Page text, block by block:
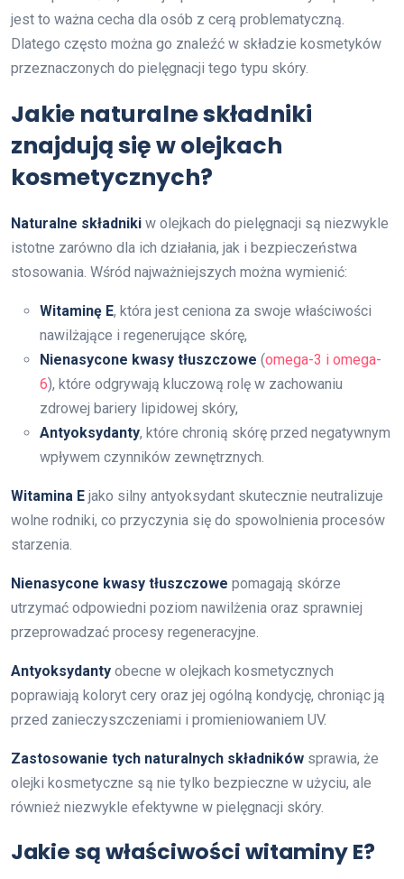
jest to ważna cecha dla osób z cerą problematyczną.
Dlatego często można go znaleźć w składzie kosmetyków
przeznaczonych do pielęgnacji tego typu skóry.
Jakie naturalne składniki
znajdują się w olejkach
kosmetycznych?
Naturalne składniki w olejkach do pielęgnacji są niezwykle
istotne zarówno dla ich działania, jak i bezpieczeństwa
stosowania. Wśród najważniejszych można wymienić:
Witaminę E, która jest ceniona za swoje właściwości
nawilżające i regenerujące skórę,
Nienasycone kwasy tłuszczowe (omega-3 i omega-
6), które odgrywają kluczową rolę w zachowaniu
zdrowej bariery lipidowej skóry,
Antyoksydanty, które chronią skórę przed negatywnym
wpływem czynników zewnętrznych.
Witamina E jako silny antyoksydant skutecznie neutralizuje
wolne rodniki, co przyczynia się do spowolnienia procesów
starzenia.
Nienasycone kwasy tłuszczowe pomagają skórze
utrzymać odpowiedni poziom nawilżenia oraz sprawniej
przeprowadzać procesy regeneracyjne.
Antyoksydanty obecne w olejkach kosmetycznych
poprawiają koloryt cery oraz jej ogólną kondycję, chroniąc ją
przed zanieczyszczeniami i promieniowaniem UV.
Zastosowanie tych naturalnych składników sprawia, że
olejki kosmetyczne są nie tylko bezpieczne w użyciu, ale
również niezwykle efektywne w pielęgnacji skóry.
Jakie są właściwości witaminy E?